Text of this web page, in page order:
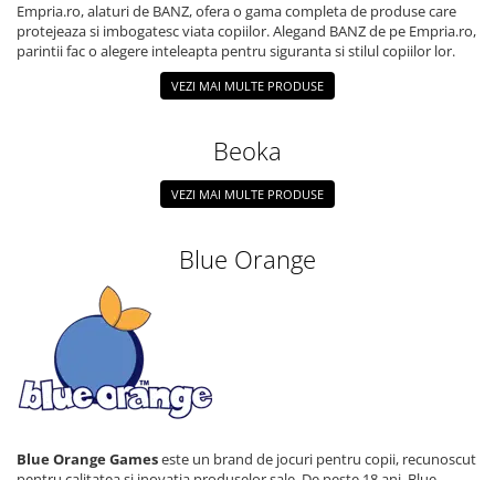
Empria.ro, alaturi de BANZ, ofera o gama completa de produse care
protejeaza si imbogatesc viata copiilor. Alegand BANZ de pe Empria.ro,
parintii fac o alegere inteleapta pentru siguranta si stilul copiilor lor.
VEZI MAI MULTE PRODUSE
Beoka
VEZI MAI MULTE PRODUSE
Blue Orange
Blue Orange Gameseste un brand de jocuri pentru copii, recunoscut